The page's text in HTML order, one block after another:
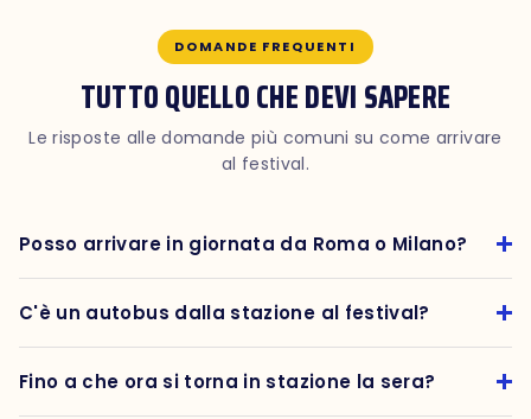
DOMANDE FREQUENTI
TUTTO QUELLO CHE DEVI SAPERE
Le risposte alle domande più comuni su come arrivare
al festival.
Posso arrivare in giornata da Roma o Milano?
C'è un autobus dalla stazione al festival?
Fino a che ora si torna in stazione la sera?